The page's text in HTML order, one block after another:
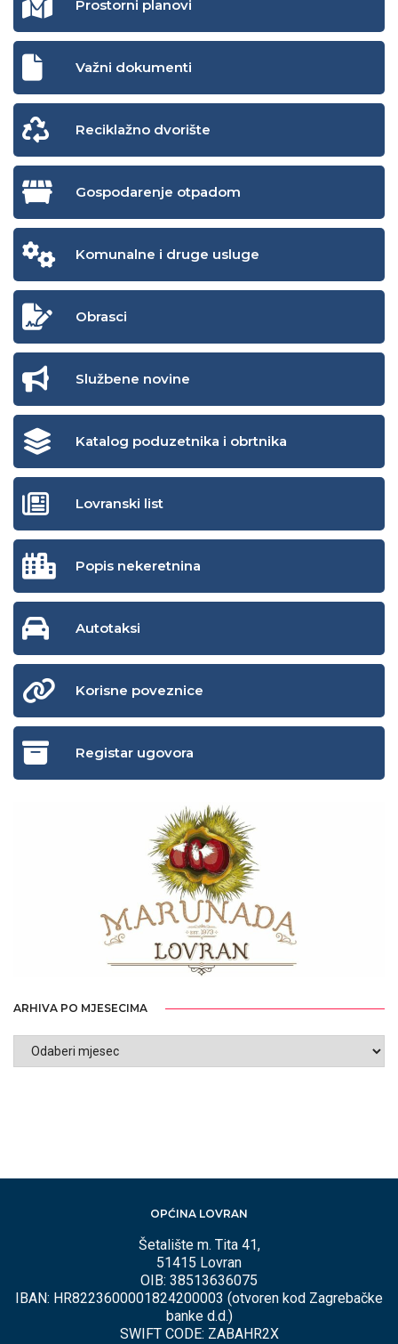
Prostorni planovi
Važni dokumenti
Reciklažno dvorište
Gospodarenje otpadom
Komunalne i druge usluge
Obrasci
Službene novine
Katalog poduzetnika i obrtnika
Lovranski list
Popis nekeretnina
Autotaksi
Korisne poveznice
Registar ugovora
ARHIVA PO MJESECIMA
ARHIVA
OPĆINA LOVRAN
Šetalište m. Tita 41,
51415 Lovran
OIB: 38513636075
IBAN: HR8223600001824200003 (otvoren kod Zagrebačke
banke d.d.)
SWIFT CODE: ZABAHR2X